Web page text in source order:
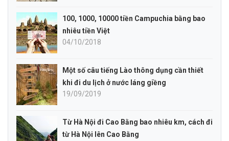
100, 1000, 10000 tiền Campuchia bằng bao
nhiêu tiền Việt
04/10/2018
Một số câu tiếng Lào thông dụng cần thiết
khi đi du lịch ở nước láng giềng
19/09/2019
Từ Hà Nội đi Cao Bằng bao nhiêu km, cách đi
từ Hà Nội lên Cao Bằng